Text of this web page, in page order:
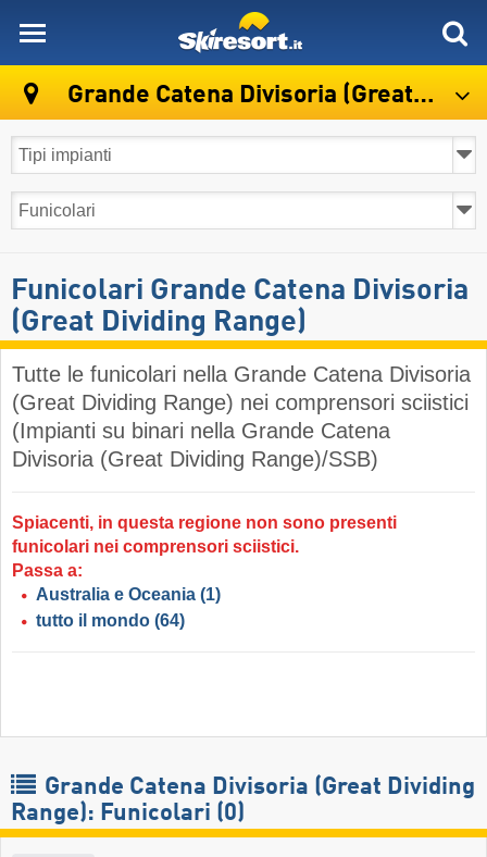
Grande Catena Divisoria (Great Dividing Range)
Funicolari Grande Catena Divisoria
(Great Dividing Range)
Tutte le funicolari nella Grande Catena Divisoria
(Great Dividing Range) nei comprensori sciistici
(Impianti su binari nella Grande Catena
Divisoria (Great Dividing Range)/SSB)
Spiacenti, in questa regione non sono presenti
funicolari nei comprensori sciistici.
Passa a:
Australia e Oceania (1)
tutto il mondo (64)
Grande Catena Divisoria (Great Dividing
Range): Funicolari (0)